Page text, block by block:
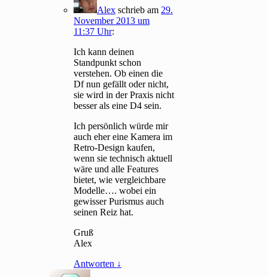
Alex schrieb am 29.
November 2013 um
11:37 Uhr:
Ich kann deinen
Standpunkt schon
verstehen. Ob einen die
Df nun gefällt oder nicht,
sie wird in der Praxis nicht
besser als eine D4 sein.
Ich persönlich würde mir
auch eher eine Kamera im
Retro-Design kaufen,
wenn sie technisch aktuell
wäre und alle Features
bietet, wie vergleichbare
Modelle…. wobei ein
gewisser Purismus auch
seinen Reiz hat.
Gruß
Alex
Antworten ↓